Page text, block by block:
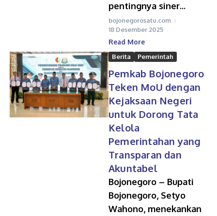
pentingnya siner...
bojonegorosatu.com
18 Desember 2025
Read More
Berita Pemerintah
Pemkab Bojonegoro
Teken MoU dengan
Kejaksaan Negeri
untuk Dorong Tata
Kelola
Pemerintahan yang
Transparan dan
Akuntabel
Bojonegoro – Bupati
Bojonegoro, Setyo
Wahono, menekankan